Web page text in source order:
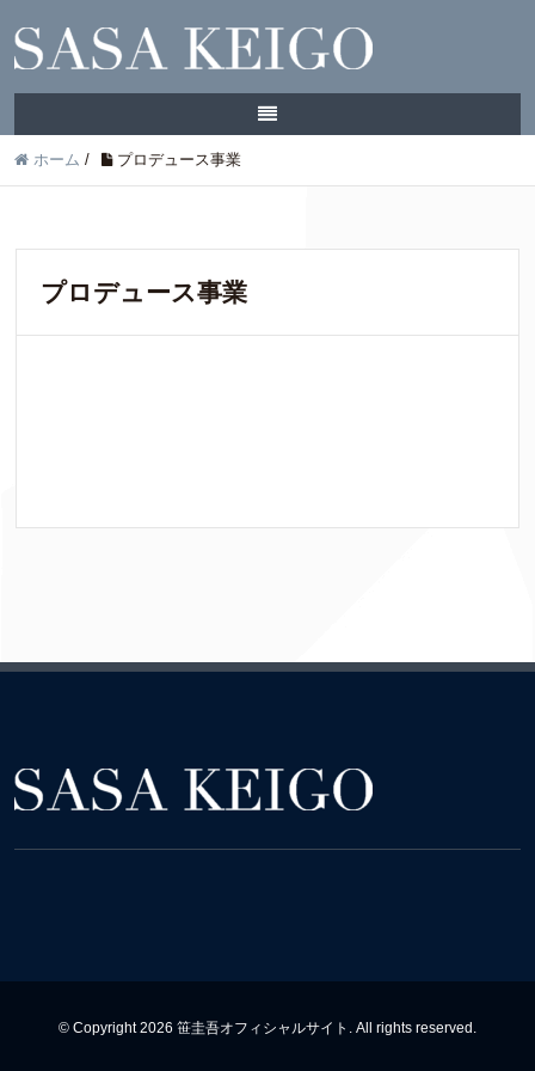
ホーム / プロデュース事業
プロデュース事業
© Copyright 2026 笹圭吾オフィシャルサイト. All rights reserved.